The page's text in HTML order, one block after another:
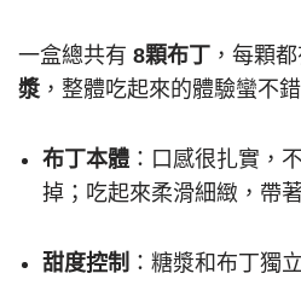
一盒總共有 8顆布丁 ，每顆
漿，整體吃起來的體驗蠻不錯
布丁本體 ：口感很扎實，
掉；吃起來柔滑細緻，帶
甜度控制 ：糖漿和布丁獨